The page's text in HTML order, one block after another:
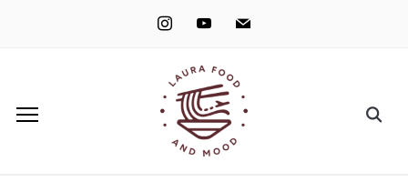
instagramyoutube mail